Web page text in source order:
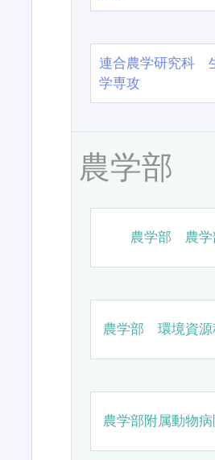
連合農学研究科
学専攻
農学部
農学部 農学
農学部 環境資源
農学部附属動物